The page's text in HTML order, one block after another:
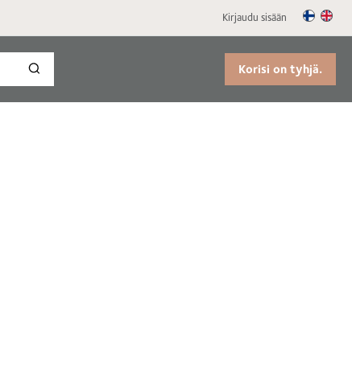
Kirjaudu sisään
Korisi on tyhjä.